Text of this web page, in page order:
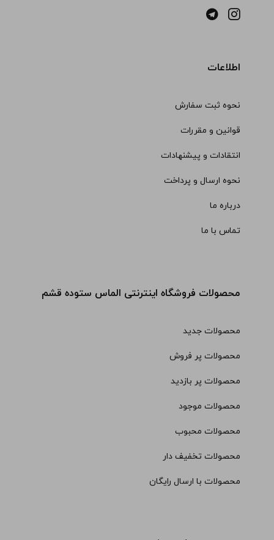
اطلاعات
نحوه ثبت سفارش
قوانین و مقررات
انتقادات و پیشنهادات
نحوه ارسال و پرداخت
درباره ما
تماس با ما
محصولات فروشگاه اینترنتی الماس ستوده قشم
محصولات جدید
محصولات پر فروش
محصولات پر بازدید
محصولات موجود
محصولات محبوب
محصولات تخفیف دار
محصولات با ارسال رایگان